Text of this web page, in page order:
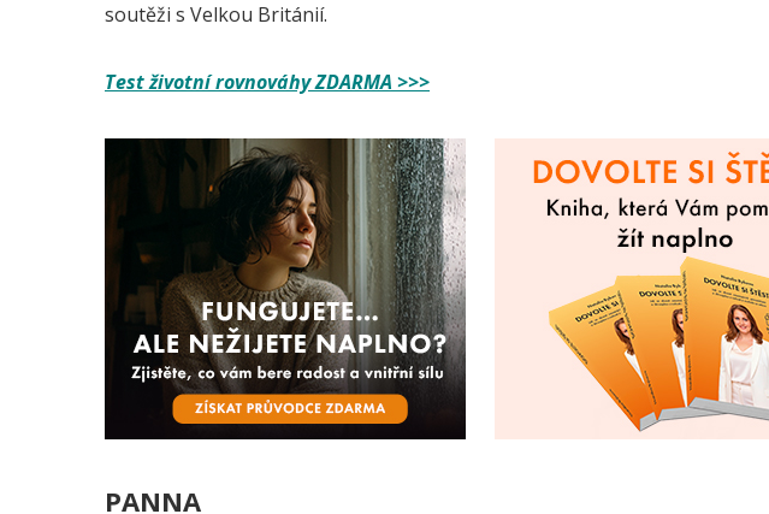
soutěži s Velkou Británií.
Test životní rovnováhy ZDARMA >>>
PANNA